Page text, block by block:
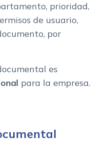
prioridad,
de usuario,
por
es
para la empresa.